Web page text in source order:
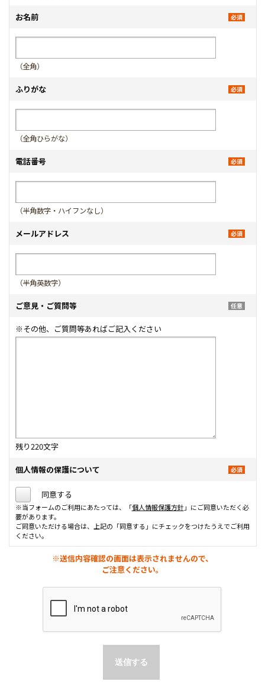
お名前
（全角）
ふりがな
（全角ひらがな）
電話番号
（半角数字・ハイフンなし）
メールアドレス
（半角英数字）
ご意見・ご質問等
※その他、ご質問等あればご記入ください
残り220文字
個人情報の保護について
同意する
※当フォームのご利用にあたっては、「個人情報保護方針」にご同意いただく必
要があります。
ご同意いただける場合は、上記の「同意する」にチェックをつけたうえでご利用
ください。
※送信内容確認の画面は表示されませんので、
ご注意ください。